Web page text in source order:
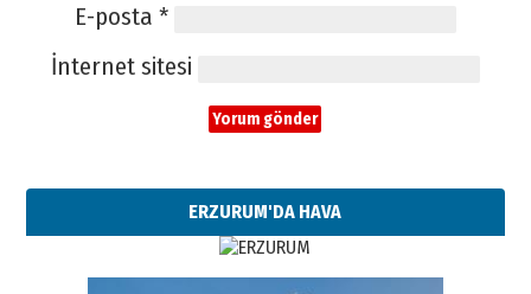
E-posta *
İnternet sitesi
ERZURUM'DA HAVA